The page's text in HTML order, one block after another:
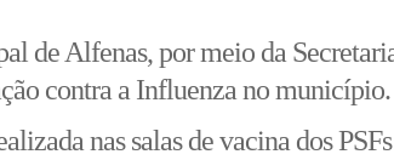
de Alfenas, por meio da
contra a Influenza no município.
nas salas de vacina dos